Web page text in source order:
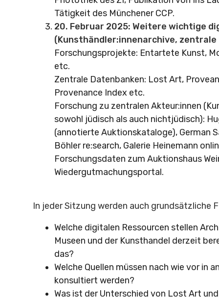
Tätigkeit des Münchener CCP.
20. Februar 2025: Weitere wichtige
(Kunsthändler:innenarchive, zentrale
Forschungsprojekte: Entartete Kunst,
etc.
Zentrale Datenbanken: Lost Art,
Provenance Index etc.
Forschung zu zentralen Akteur:innen
sowohl jüdisch als auch nichtjüdisch):
(annotierte Auktionskataloge), German
Böhler re:search, Galerie Heinemann
Forschungsdaten zum Auktionshaus
Wiedergutmachungsportal.
In jeder Sitzung werden auch grundsätzliche
Welche digitalen Ressourcen stellen
Museen und der Kunsthandel derzeit
das?
Welche Quellen müssen nach wie vor in
konsultiert werden?
Was ist der Unterschied von Lost Art